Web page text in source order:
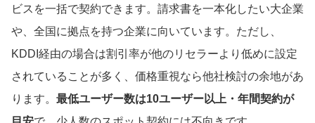
ビスを一括で契約できます。請求書を一本化したい大企業
や、全国に拠点を持つ企業に向いています。ただし、
KDDI経由の場合は割引率が他のリセラーより低めに設定
されていることが多く、価格重視なら他社検討の余地があ
ります。 最低ユーザー数は10ユーザー以上・年間契約が